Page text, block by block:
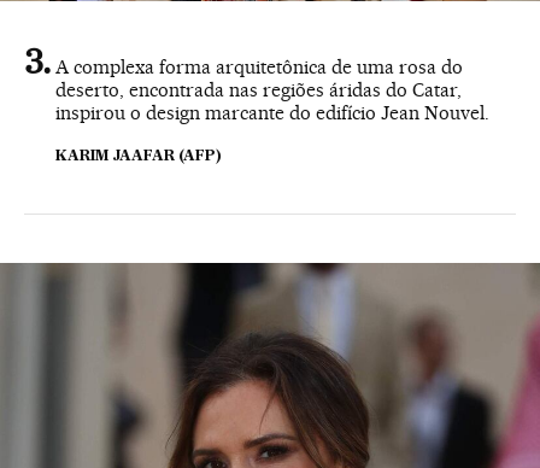
A complexa forma arquitetônica de uma rosa do
deserto, encontrada nas regiões áridas do Catar,
inspirou o design marcante do edifício Jean Nouvel.
KARIM JAAFAR (AFP)